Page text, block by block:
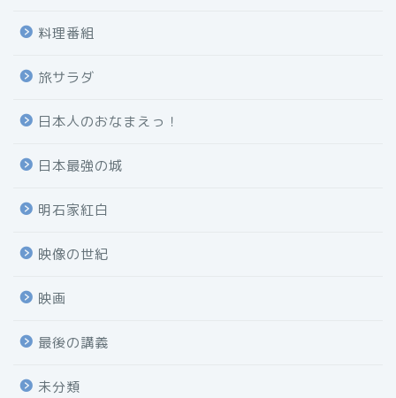
料理番組
旅サラダ
日本人のおなまえっ！
日本最強の城
明石家紅白
映像の世紀
映画
最後の講義
未分類